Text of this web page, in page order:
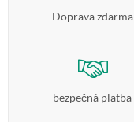
Doprava zdarma
bezpečná platba